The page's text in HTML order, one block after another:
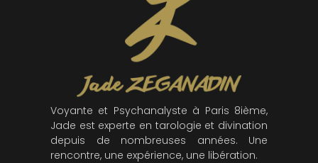
Voyante et Psychanalyste à Paris 8ième,
Jade est experte en tarologie et divination
depuis de nombreuses années. Une
rencontre, une expérience, une libération.